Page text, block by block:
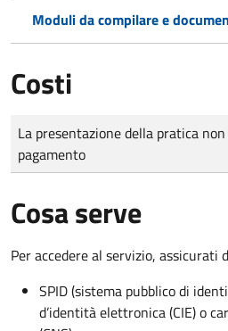
Moduli da compilare e
Costi
Tipo di pagamento
Importo
La presentazione della pratica
pagamento
Cosa serve
Per accedere al servizio, assicurati
SPID (sistema pubblico di
d’identità elettronica (CIE) o